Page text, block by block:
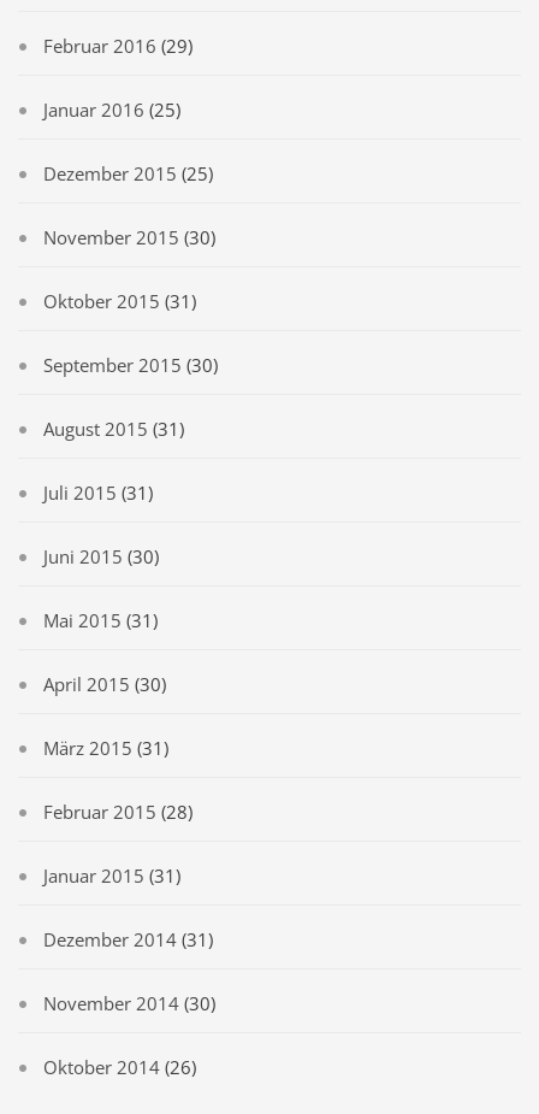
Februar 2016 (29)
Januar 2016 (25)
Dezember 2015 (25)
November 2015 (30)
Oktober 2015 (31)
September 2015 (30)
August 2015 (31)
Juli 2015 (31)
Juni 2015 (30)
Mai 2015 (31)
April 2015 (30)
März 2015 (31)
Februar 2015 (28)
Januar 2015 (31)
Dezember 2014 (31)
November 2014 (30)
Oktober 2014 (26)